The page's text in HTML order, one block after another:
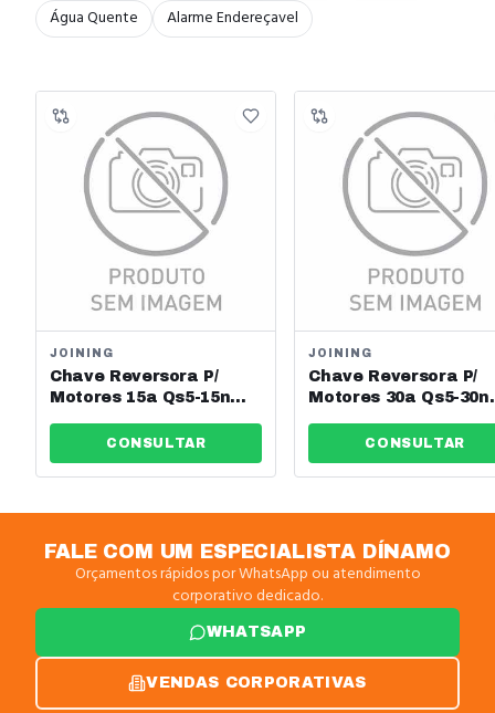
Água Quente
Alarme Endereçavel
JOINING
Chave Reversora P/
Motores 15a Qs5-15n
CONSULTAR
JOINING
Chave Reversora P/
Motores 30a Qs5-30n
CONSULTAR
FALE COM UM ESPECIALISTA DÍNAMO
Orçamentos rápidos por WhatsApp ou atendimento
corporativo dedicado.
WHATSAPP
VENDAS CORPORATIVAS